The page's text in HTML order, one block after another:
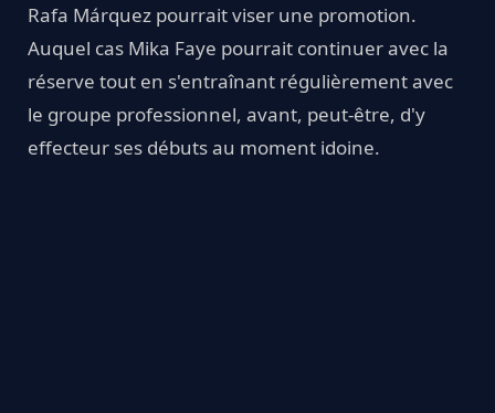
Rafa Márquez pourrait viser une promotion.
Auquel cas Mika Faye pourrait continuer avec la
réserve tout en s'entraînant régulièrement avec
le groupe professionnel, avant, peut-être, d'y
effecteur ses débuts au moment idoine.